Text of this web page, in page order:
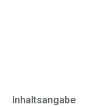
Inhaltsangabe